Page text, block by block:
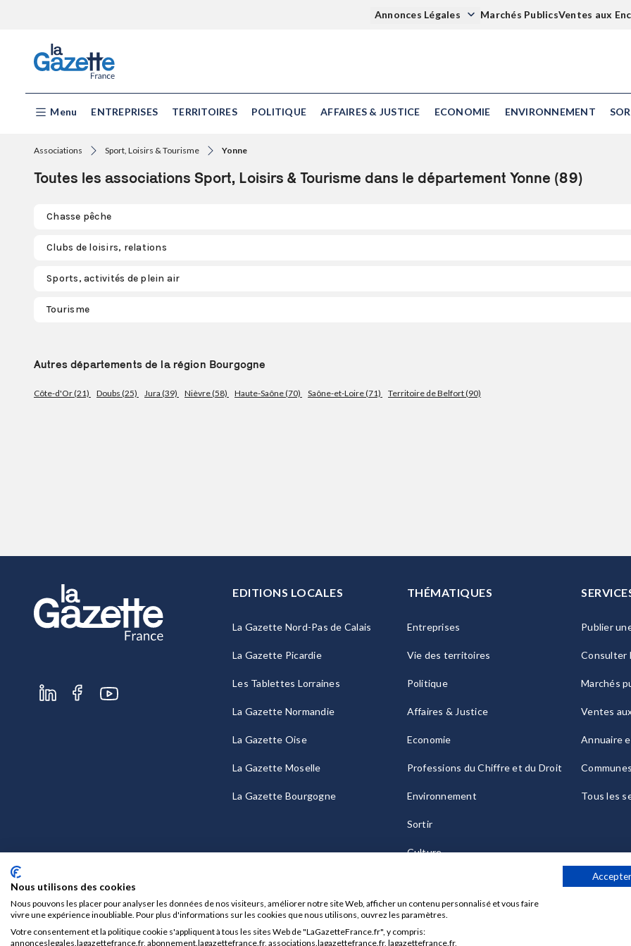
Annonces Légales Marchés PublicsVentes aux
Menu ENTREPRISES TERRITOIRES POLITIQUE AFFAIRES & JUSTICE ECONOMIE ENVIRONNEMENT
Associations Sport, Loisirs & Tourisme Yonne
Toutes les associations Sport, Loisirs & Tourisme dans le département Yonne (89)
Chasse pêche
Clubs de loisirs, relations
Sports, activités de plein air
Tourisme
Autres départements de la région Bourgogne
Côte-d'Or (21) Doubs (25) Jura (39) Nièvre (58) Haute-Saône (70) Saône-et-Loire (71) Territoire de Belfort (90)
EDITIONS LOCALES
La Gazette Nord-Pas de Calais
La Gazette Picardie
Les Tablettes Lorraines
La Gazette Normandie
La Gazette Oise
La Gazette Moselle
La Gazette Bourgogne
THÉMATIQUES
Entreprises
Vie des territoires
Politique
Affaires & Justice
Economie
Professions du Chiffre et du Droit
Environnement
Sortir
Culture
Publier
Consulter
Marchés
Ventes
Annuaire
Communes
Tous les
Mentions légales CGU/CGV Données personnelles Charte sur les cookies
Nous utilisons des cookies
Nous pouvons les placer pour analyser les données de nos visiteurs, améliorer notre site Web, afficher un contenu personnalisé et vous faire
vivre une expérience inoubliable. Pour plus d'informations sur les cookies que nous utilisons, ouvrez les paramètres.
Votre consentement et la politique cookie s'appliquent à tous les sites Web de "LaGazetteFrance.fr", y compris:
annonceslegales.lagazettefrance.fr, abonnement.lagazettefrance.fr, associations.lagazettefrance.fr, lagazettefrance.fr,